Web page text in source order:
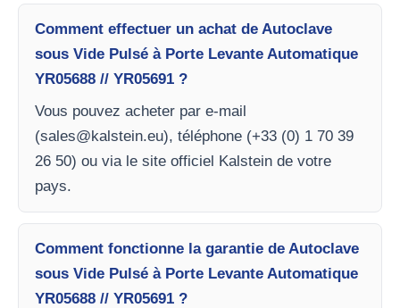
Comment effectuer un achat de Autoclave
sous Vide Pulsé à Porte Levante Automatique
YR05688 // YR05691 ?
Vous pouvez acheter par e-mail
(sales@kalstein.eu), téléphone (+33 (0) 1 70 39
26 50) ou via le site officiel Kalstein de votre
pays.
Comment fonctionne la garantie de Autoclave
sous Vide Pulsé à Porte Levante Automatique
YR05688 // YR05691 ?